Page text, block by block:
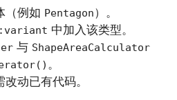
（例如 Pentagon）。
中加入该类型。
与 ShapeAreaCalculator
。
动已有代码。